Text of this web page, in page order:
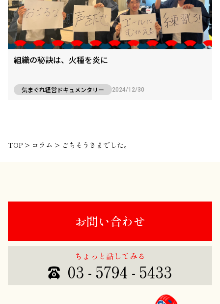
組織の秘訣は、火種を炎に
気まぐれ経営ドキュメンタリー 2024/12/30
TOP > コラム > ごちそうさまでした。
お問い合わせ
ちょっと話してみる
03 - 5794 - 5433